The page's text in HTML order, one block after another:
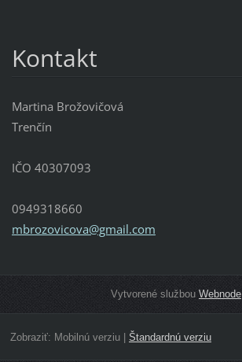
Kontakt
Martina Brožovičová
Trenčín
IČO 40307093
0949318660
mbrozovicova@gmail.com
Vytvorené službouWebnode
Zobraziť: Mobilnú verziu| Štandardnú verziu